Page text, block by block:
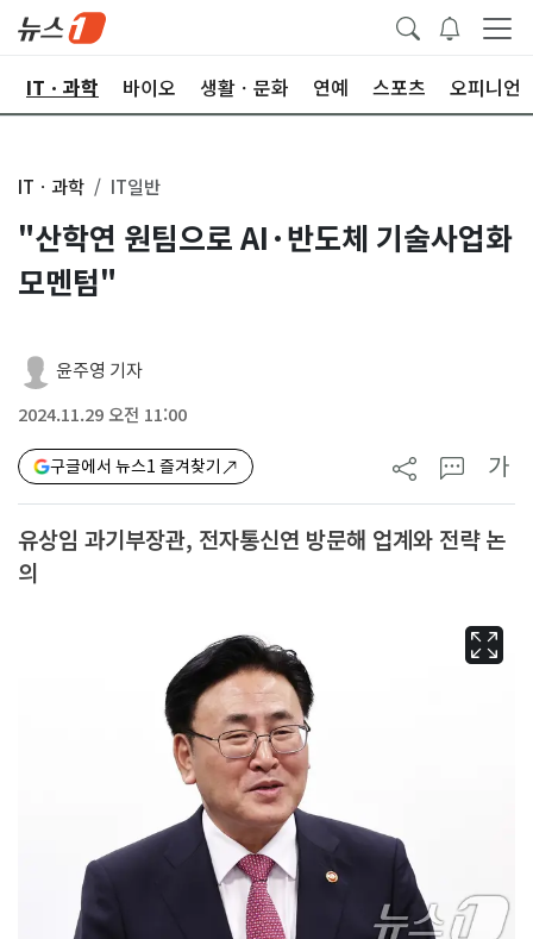
ITㆍ과학 바이오 생활ㆍ문화 연예 스포츠 오피니언
ITㆍ과학 IT일반
"산학연 원팀으로 AI·반도체 기술사업화
모멘텀"
윤주영 기자
2024.11.29 오전 11:00
구글에서 뉴스1 즐겨찾기 가
유상임 과기부장관, 전자통신연 방문해 업계와 전략 논
의